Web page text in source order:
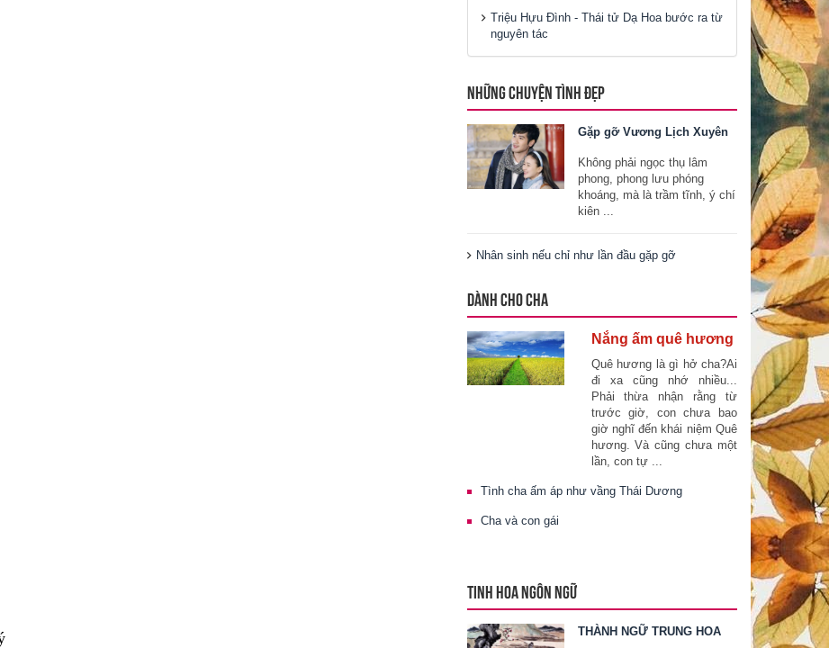
Triệu Hựu Đình - Thái tử Dạ Hoa bước ra từ
nguyên tác
NHỮNG CHUYỆN TÌNH ĐẸP
Gặp gỡ Vương Lịch Xuyên
Không phải ngọc thụ lâm
phong, phong lưu phóng
khoáng, mà là trầm tĩnh, ý chí
kiên ...
Nhân sinh nếu chỉ như lần đầu gặp gỡ
DÀNH CHO CHA
Nắng ấm quê hương
Quê hương là gì hở cha?Ai
đi xa cũng nhớ nhiều...
Phải thừa nhận rằng từ
trước giờ, con chưa bao
giờ nghĩ đến khái niệm Quê
hương. Và cũng chưa một
lần, con tự ...
Tình cha ấm áp như vầng Thái Dương
Cha và con gái
TINH HOA NGÔN NGỮ
THÀNH NGỮ TRUNG HOA